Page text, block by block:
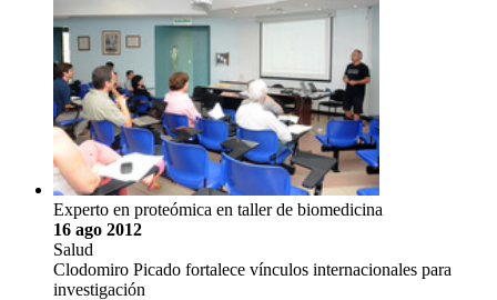
Experto en proteómica en taller de biomedicina
16 ago 2012
Salud
Clodomiro Picado fortalece vínculos internacionales para
investigación